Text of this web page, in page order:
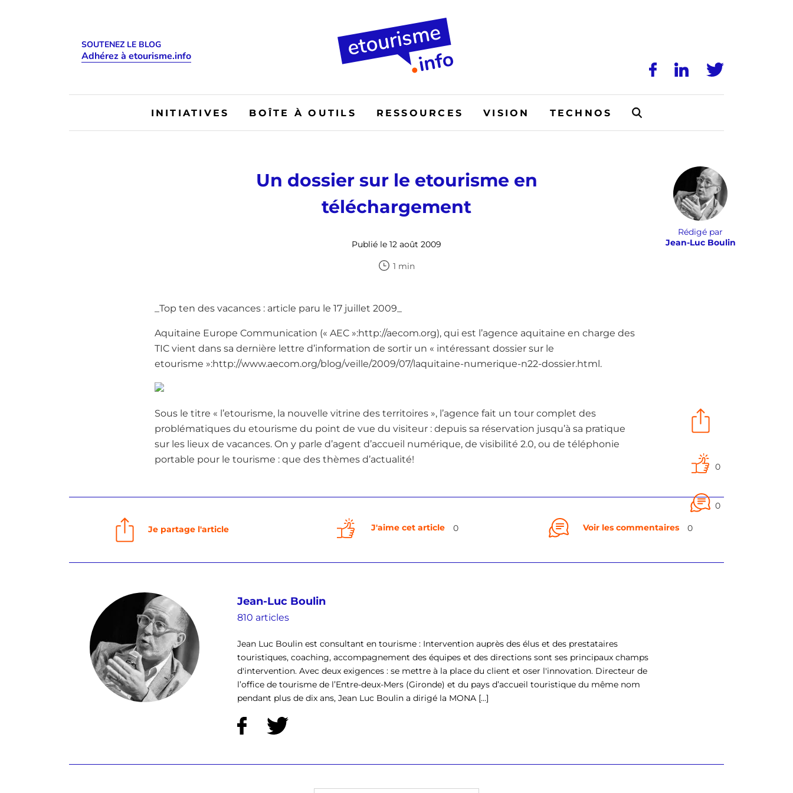
SOUTENEZ LE BLOG
Adhérez à etourisme.info
INITIATIVES BOÎTE À OUTILS RESSOURCES VISION TECHNOS
Un dossier sur le etourisme en
téléchargement
Publié le 12 août 2009
1 min
Rédigé par
Jean-Luc Boulin
0
0
_Top ten des vacances : article paru le 17 juillet 2009_
Aquitaine Europe Communication (« AEC »:http://aecom.org), qui est l’agence aquitaine en charge des
TIC vient dans sa dernière lettre d’information de sortir un « intéressant dossier sur le
etourisme »:http://www.aecom.org/blog/veille/2009/07/laquitaine-numerique-n22-dossier.html.
Sous le titre « l’etourisme, la nouvelle vitrine des territoires », l’agence fait un tour complet des
problématiques du etourisme du point de vue du visiteur : depuis sa réservation jusqu’à sa pratique
sur les lieux de vacances. On y parle d’agent d’accueil numérique, de visibilité 2.0, ou de téléphonie
portable pour le tourisme : que des thèmes d’actualité!
Je partage l'article J'aime cet article 0 Voir les commentaires 0
Jean-Luc Boulin
810 articles
Jean Luc Boulin est consultant en tourisme : Intervention auprès des élus et des prestataires
touristiques, coaching, accompagnement des équipes et des directions sont ses principaux champs
d'intervention. Avec deux exigences : se mettre à la place du client et oser l'innovation. Directeur de
l’office de tourisme de l’Entre-deux-Mers (Gironde) et du pays d’accueil touristique du même nom
pendant plus de dix ans, Jean Luc Boulin a dirigé la MONA [...]